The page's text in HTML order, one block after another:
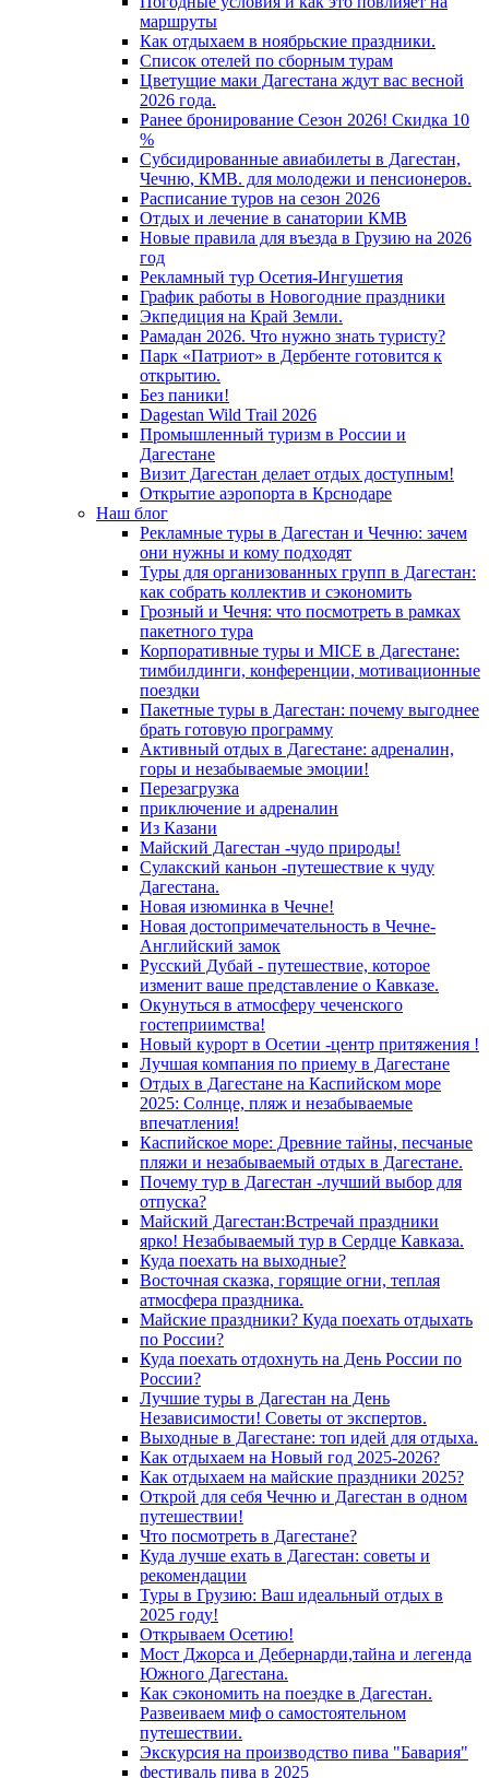
маршруты
Как отдыхаем в ноябрьские праздники.
Список отелей по сборным турам
Цветущие маки Дагестана ждут вас весной
2026 года.
Ранее бронирование Сезон 2026! Скидка 10
%
Субсидированные авиабилеты в Дагестан,
Чечню, КМВ. для молодежи и пенсионеров.
Расписание туров на сезон 2026
Отдых и лечение в санатории КМВ
Новые правила для въезда в Грузию на 2026
год
Рекламный тур Осетия-Ингушетия
График работы в Новогодние праздники
Экпедиция на Край Земли.
Рамадан 2026. Что нужно знать туристу?
Парк «Патриот» в Дербенте готовится к
открытию.
Без паники!
Dagestan Wild Trail 2026
Промышленный туризм в России и
Дагестане
Визит Дагестан делает отдых доступным!
Открытие аэропорта в Крснодаре
Наш блог
Рекламные туры в Дагестан и Чечню: зачем
они нужны и кому подходят
Туры для организованных групп в Дагестан:
как собрать коллектив и сэкономить
Грозный и Чечня: что посмотреть в рамках
пакетного тура
Корпоративные туры и MICE в Дагестане:
тимбилдинги, конференции, мотивационные
поездки
Пакетные туры в Дагестан: почему выгоднее
брать готовую программу
Активный отдых в Дагестане: адреналин,
горы и незабываемые эмоции!
Перезагрузка
приключение и адреналин
Из Казани
Майский Дагестан -чудо природы!
Сулакский каньон -путешествие к чуду
Дагестана.
Новая изюминка в Чечне!
Новая достопримечательность в Чечне-
Английский замок
Русский Дубай - путешествие, которое
изменит ваше представление о Кавказе.
Окунуться в атмосферу чеченского
гостеприимства!
Новый курорт в Осетии -центр притяжения !
Лучшая компания по приему в Дагестане
Отдых в Дагестане на Каспийском море
2025: Солнце, пляж и незабываемые
впечатления!
Каспийское море: Древние тайны, песчаные
пляжи и незабываемый отдых в Дагестане.
Почему тур в Дагестан -лучший выбор для
отпуска?
Майский Дагестан:Встречай праздники
ярко! Незабываемый тур в Сердце Кавказа.
Куда поехать на выходные?
Восточная сказка, горящие огни, теплая
атмосфера праздника.
Майские праздники? Куда поехать отдыхать
по России?
Куда поехать отдохнуть на День России по
России?
Лучшие туры в Дагестан на День
Независимости! Советы от экспертов.
Выходные в Дагестане: топ идей для отдыха.
Как отдыхаем на Новый год 2025-2026?
Как отдыхаем на майские праздники 2025?
Открой для себя Чечню и Дагестан в одном
путешествии!
Что посмотреть в Дагестане?
Куда лучше ехать в Дагестан: советы и
рекомендации
Туры в Грузию: Ваш идеальный отдых в
2025 году!
Открываем Осетию!
Мост Джорса и Дебернарди,тайна и легенда
Южного Дагестана.
Как сэкономить на поездке в Дагестан.
Развеиваем миф о самостоятельном
путешествии.
Экскурсия на производство пива "Бавария"
фестиваль пива в 2025